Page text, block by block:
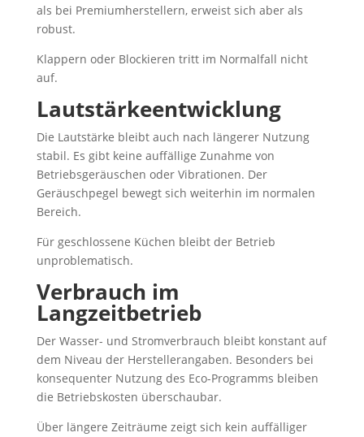
als bei Premiumherstellern, erweist sich aber als
robust.
Klappern oder Blockieren tritt im Normalfall nicht
auf.
Lautstärkeentwicklung
Die Lautstärke bleibt auch nach längerer Nutzung
stabil. Es gibt keine auffällige Zunahme von
Betriebsgeräuschen oder Vibrationen. Der
Geräuschpegel bewegt sich weiterhin im normalen
Bereich.
Für geschlossene Küchen bleibt der Betrieb
unproblematisch.
Verbrauch im
Langzeitbetrieb
Der Wasser- und Stromverbrauch bleibt konstant auf
dem Niveau der Herstellerangaben. Besonders bei
konsequenter Nutzung des Eco-Programms bleiben
die Betriebskosten überschaubar.
Über längere Zeiträume zeigt sich kein auffälliger